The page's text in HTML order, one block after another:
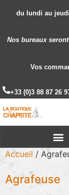
du lundi au
Nos bureaux
Vos
+33 (0)3 88 87 26
Accueil /
Agrafeuse